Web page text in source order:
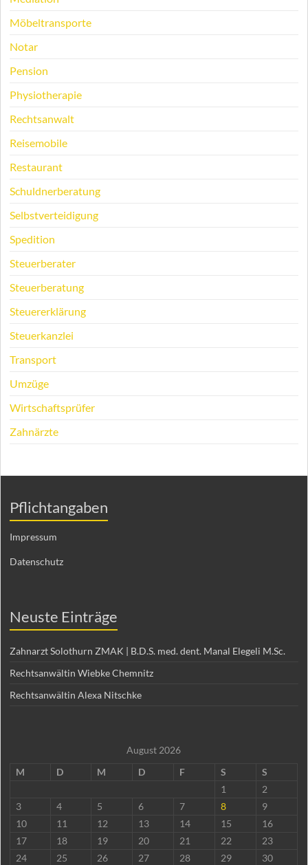
Möbeltransporte
Notar
Pension
Physiotherapie
Rechtsanwalt
Reisemobile
Restaurant
Schuldnerberatung
Selbstverteidigung
Spedition
Steuerberater
Steuerberatung
Steuererklärung
Steuerkanzlei
Transport
Umzüge
Wirtschaftsprüfer
Zahnärzte
Pflichtangaben
Impressum
Datenschutz
Neuste Einträge
Zahnarzt Solothurn ZMAK | B.D.S. med. dent. Manal Elegeli M.Sc.
Rechtsanwältin Wiebke Chemnitz
Rechtsanwältin Alexa Nitschke
August 2026
M
D M D F S
S
1
2
3
4 5 6 7 8
9
10
11 12 13 14 15
16
17
18 19 20 21 22
23
24
25 26 27 28 29
30